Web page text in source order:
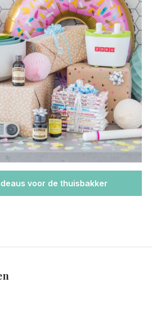
voor de thuisbakker